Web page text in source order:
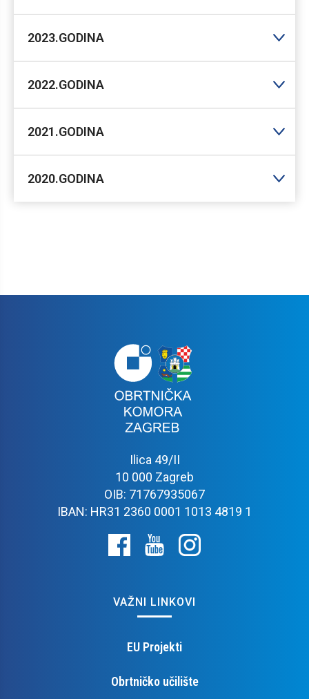
2023.GODINA
2022.GODINA
2021.GODINA
2020.GODINA
Ilica 49/II
10 000 Zagreb
OIB: 71767935067
IBAN: HR31 2360 0001 1013 4819 1
VAŽNI LINKOVI
EU Projekti
Obrtničko učilište